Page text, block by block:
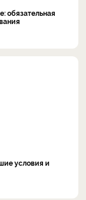
обязательная
условия и